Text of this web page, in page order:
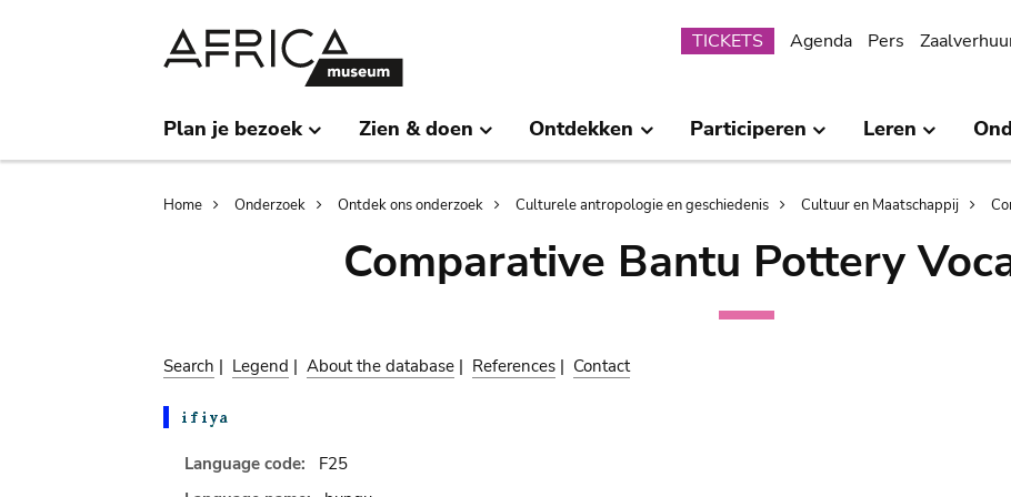
Submenu
TICKETS Agenda Pers
Plan je bezoek Zien & doen Ontdekken Participeren Leren
Breadcrumb
Home Onderzoek Ontdek ons onderzoek Culturele antropologie en geschiedenis Cultuur en Maatschappij
Comparative Bantu Pottery
Search | Legend | About the database | References | Contact
Language code:
F25